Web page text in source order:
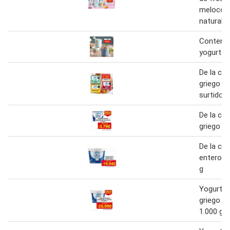
natural
yogurt
De la
griego
surtidos
De la
griego
De la
entero
g
Yogurt
griego
1.000 g